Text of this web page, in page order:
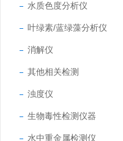
水质色度分析仪
叶绿素/蓝绿藻分析仪
消解仪
其他相关检测
浊度仪
生物毒性检测仪器
水中重金属检测仪